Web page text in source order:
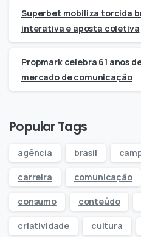
Superbet mobiliza torcida
interativa e aposta coletiva
Propmark celebra 61 anos
mercado de comunicação
Popular Tags
agência brasil
carreira comunicação
consumo conteúdo
criatividade cultura